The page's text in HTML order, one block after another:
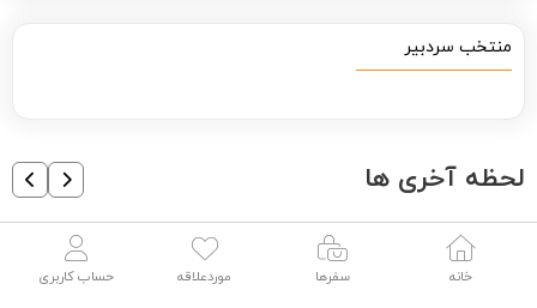
خانه سفرها موردعلاقه حساب کاربری